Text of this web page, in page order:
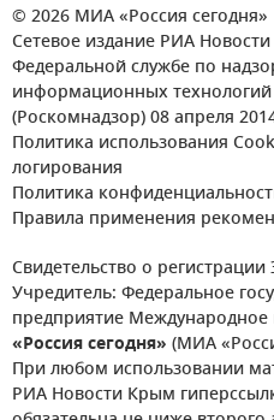
© 2026 МИА «Россия сегодня»
Сетевое издание РИА
Федеральной службе по
информационных
(Роскомнадзор) 08 апреля
Политика использования
логирования
Политика
Правила применения
Свидетельство о
Учредитель: Федеральное
предприятие
«Россия сегодня» (МИА
При любом использовании
РИА Новости Крым